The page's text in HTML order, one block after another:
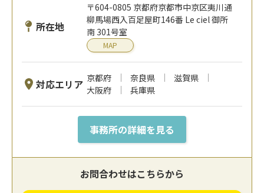
所在地
〒604-0805 京都府京都市中京区夷川通
柳馬場西入百足屋町146番 Le ciel 御所
南 301号室
MAP
対応エリア 京都府 奈良県
滋賀県
大阪府
兵庫県
事務所の詳細を見る
お問合わせはこちらから